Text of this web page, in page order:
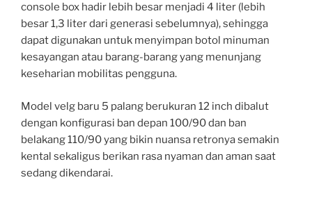
console box hadir lebih besar menjadi 4 liter (lebih
besar 1,3 liter dari generasi sebelumnya), sehingga
dapat digunakan untuk menyimpan botol minuman
kesayangan atau barang-barang yang menunjang
keseharian mobilitas pengguna.
Model velg baru 5 palang berukuran 12 inch dibalut
dengan konfigurasi ban depan 100/90 dan ban
belakang 110/90 yang bikin nuansa retronya semakin
kental sekaligus berikan rasa nyaman dan aman saat
sedang dikendarai.